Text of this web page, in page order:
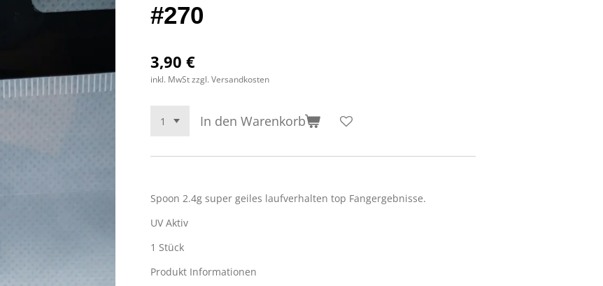
#270
3,90 €
inkl. MwSt zzgl. Versandkosten
In den Warenkorb
Spoon 2.4g super geiles laufverhalten top Fangergebnisse.
UV Aktiv
1 Stück
Produkt Informationen